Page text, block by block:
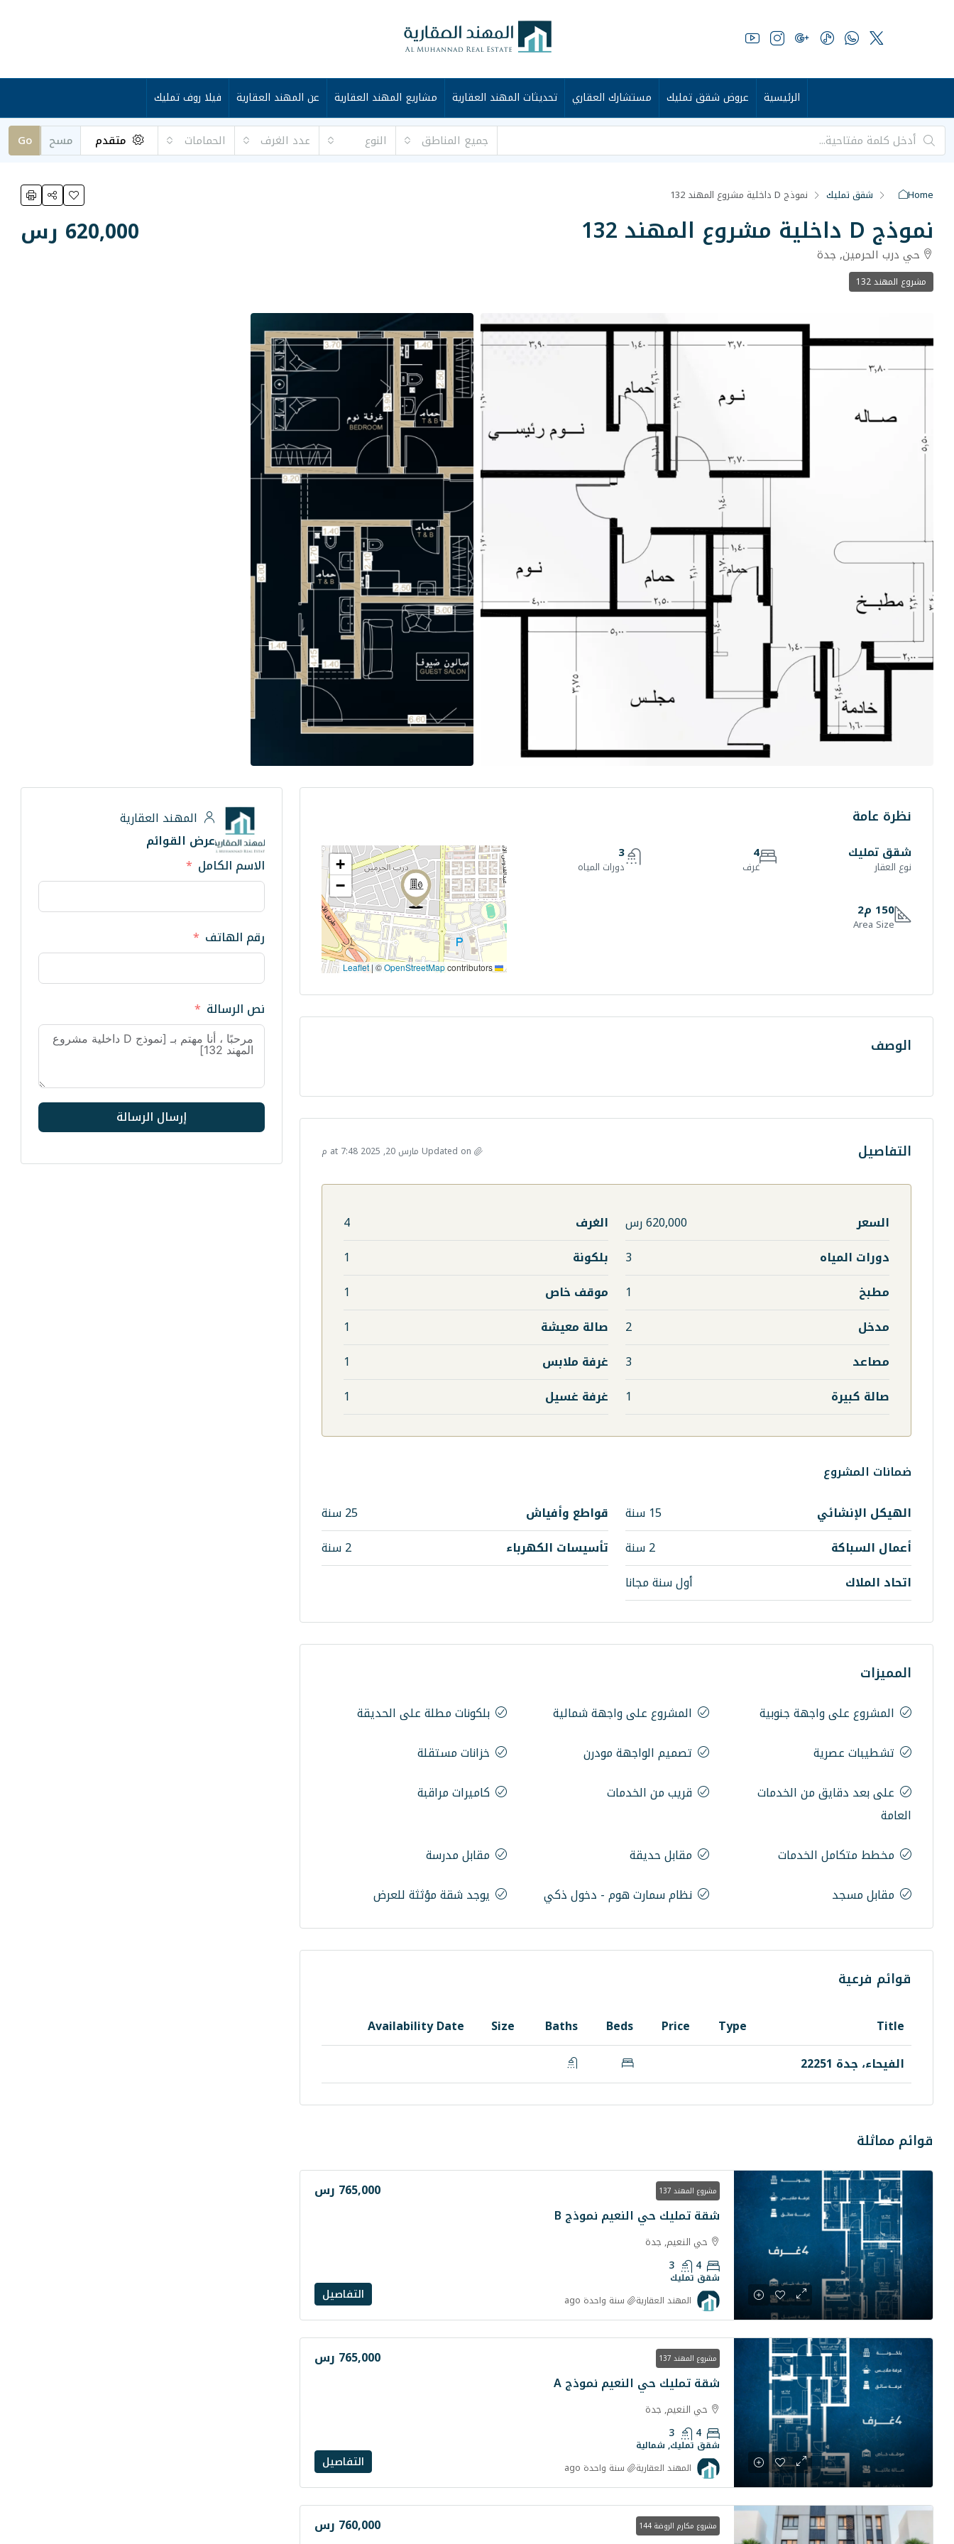
الرئيسية عروض شقق تمليك مستشارك العقاري تحديثات المهند العقارية مشاريع المهند العقارية عن المهند العقارية فيلا روف تمليك
جميع المناطق النوع عدد الغرف الحمامات متقدم مسح Go
Home شقق تمليك نموذج D داخلية مشروع المهند 132
نموذج D داخلية مشروع المهند 132
حي درب الحرمين, جدة
مشروع المهند 132
620,000 رس
نظرة عامة
شقق تمليك
نوع العقار
4
غرف
3
دورات المياه
150 م2
Area Size
+
−
Leaflet
| ©OpenStreetMapcontributors
الوصف
التفاصيل Updated on مارس 20, 2025 at 7:48 م
السعر 620,000 رس الغرف
4
دورات المياه
3 بلكونة
1
مطبخ
1 موقف خاص
1
مدخل
2 صالة معيشة
1
مصاعد
3 غرفة ملابس
1
صالة كبيرة
1 غرفة غسيل 1
ضمانات المشروع
الهيكل الإنشائي
15 سنة قواطع وأفياش
25 سنة
أعمال السباكة
2 سنة تأسيسات الكهرباء
2 سنة
اتحاد الملاك
أول سنة مجانا
المميزات
المشروع على واجهة جنوبية المشروع على واجهة شمالية
بلكونات مطلة على الحديقة
تشطيبات عصرية
تصميم الواجهة مودرن
خزانات مستقلة
على بعد دقايق من الخدمات
العامة
قريب من الخدمات كاميرات مراقبة
مخطط متكامل الخدمات مقابل حديقة
مقابل مدرسة
مقابل مسجد
نظام سمارت هوم - دخول ذكي يوجد شقة مؤثثة للعرض
قوائم فرعية
Title
Type
Price
Beds
Baths
Size
Availability Date
الفيحاء، جدة 22251
قوائم مماثلة
مشروع المهند 137
شقة تمليك حي النعيم نموذج B
765,000 رس
حي النعيم, جدة
4
3
شقق تمليك
التفاصيل المهند العقارية سنة واحدة ago
مشروع المهند 137
شقة تمليك حي النعيم نموذج A
765,000 رس
حي النعيم, جدة
4
3
شقق تمليك, شمالية
التفاصيل المهند العقارية سنة واحدة ago
مشروع مكارم الروضة 144 760,000 رس
المهند العقارية
عرض القوائم
الاسم الكامل
رقم الهاتف
نص الرسالة
إرسال الرسالة